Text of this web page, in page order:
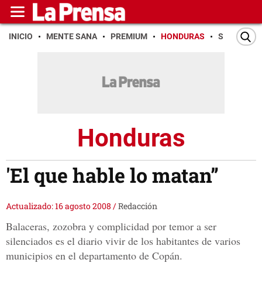
INICIO MENTE SANA PREMIUM HONDURAS SAN PEDRO
Honduras
'El que hable lo matan”
Actualizado: 16 agosto 2008 /Redacción
Balaceras, zozobra y complicidad por temor a ser
silenciados es el diario vivir de los habitantes de varios
municipios en el departamento de Copán.